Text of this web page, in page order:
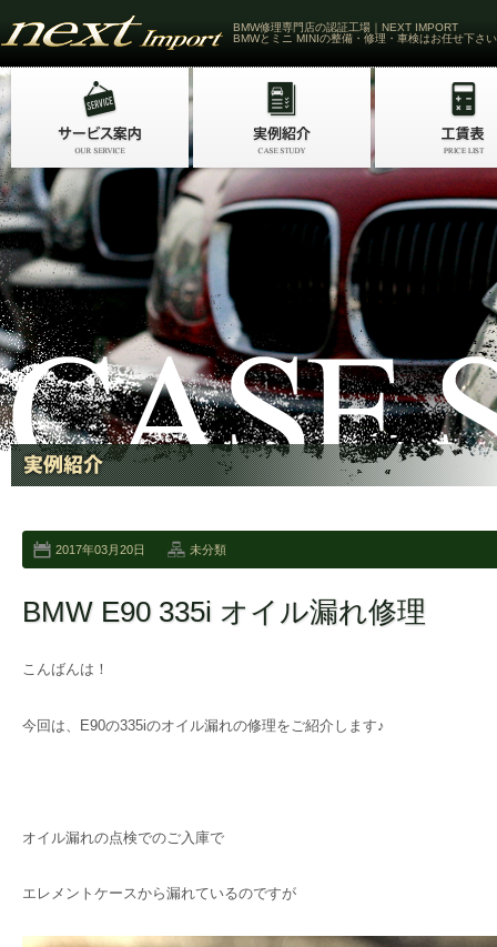
BMW修理専門店の認証工場｜NEXT IMPORT
BMWとミニ MINIの整備・修理・車検はお任せ下さい
2017年03月20日 未分類
BMW E90 335i オイル漏れ修理
こんばんは！
今回は、E90の335iのオイル漏れの修理をご紹介します♪
オイル漏れの点検でのご入庫で
エレメントケースから漏れているのですが